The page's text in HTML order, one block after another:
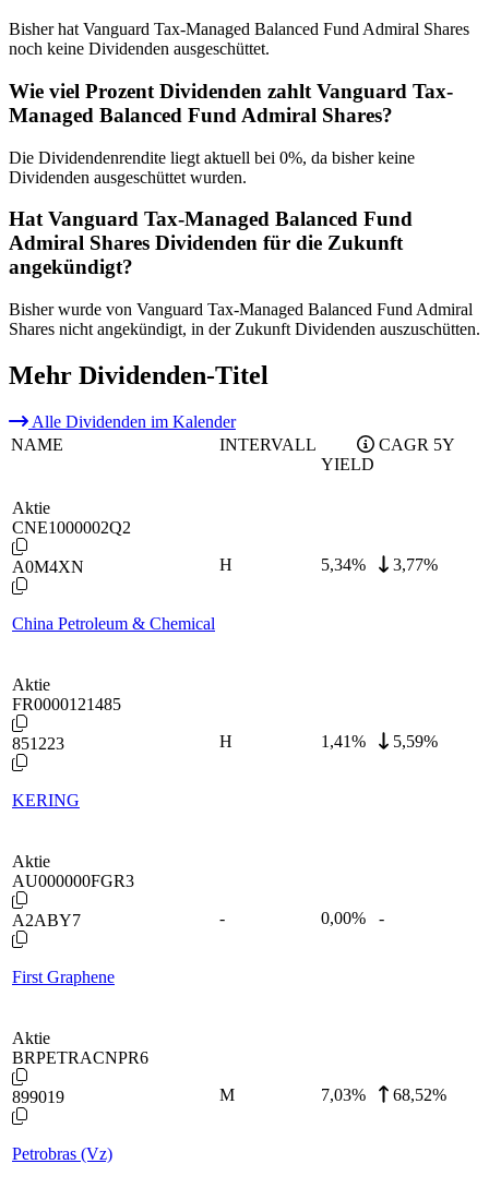
Bisher hat Vanguard Tax-Managed Balanced Fund Admiral Shares
noch keine Dividenden ausgeschüttet.
Wie viel Prozent Dividenden zahlt Vanguard Tax-
Managed Balanced Fund Admiral Shares?
Die Dividendenrendite liegt aktuell bei 0%, da bisher keine
Dividenden ausgeschüttet wurden.
Hat Vanguard Tax-Managed Balanced Fund
Admiral Shares Dividenden für die Zukunft
angekündigt?
Bisher wurde von Vanguard Tax-Managed Balanced Fund Admiral
Shares nicht angekündigt, in der Zukunft Dividenden auszuschütten.
Mehr Dividenden-Titel
Alle Dividenden im Kalender
NAME
INTERVALL
YIELD
CAGR 5Y
Aktie
CNE1000002Q2
A0M4XN
China Petroleum & Chemical
H 5,34% 3,77%
Aktie
FR0000121485
851223
KERING
H 1,41% 5,59%
Aktie
AU000000FGR3
A2ABY7
First Graphene
- 0,00% -
Aktie
BRPETRACNPR6
899019
Petrobras (Vz)
M 7,03% 68,52%